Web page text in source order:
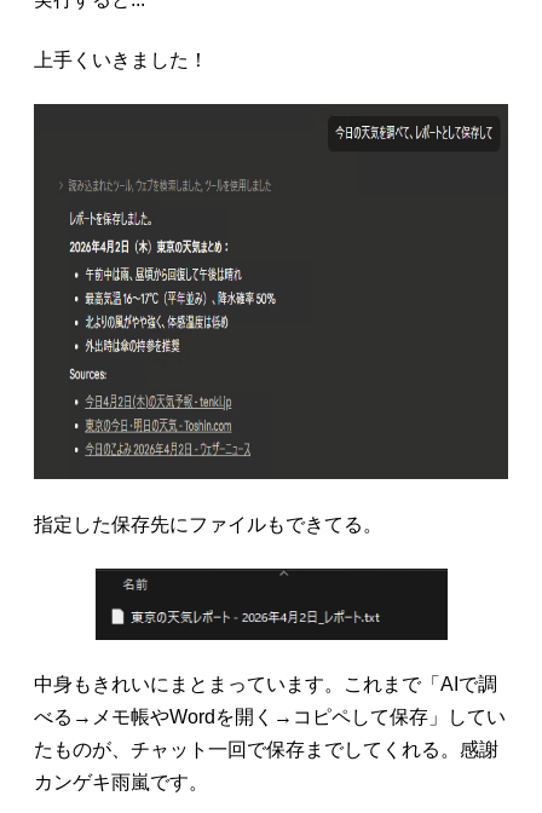
上手くいきました！
指定した保存先にファイルもできてる。
中身もきれいにまとまっています。これまで「AIで調
べる→メモ帳やWordを開く→コピペして保存」してい
たものが、チャット一回で保存までしてくれる。感謝
カンゲキ雨嵐です。